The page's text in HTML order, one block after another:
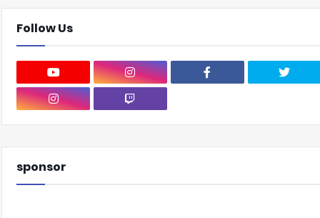
Follow Us
sponsor